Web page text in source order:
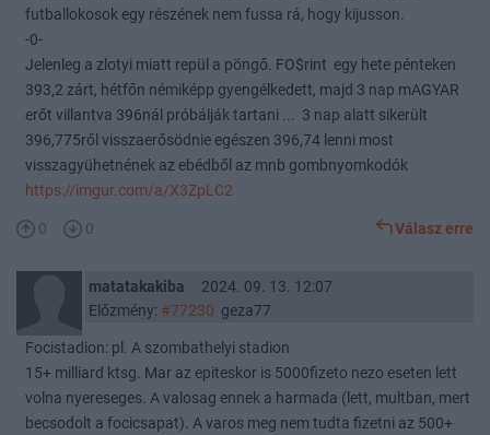
futballokosok egy részének nem fussa rá, hogy kijusson.
-0-
Jelenleg a zlotyi miatt repül a pöngő. FO$rint egy hete pénteken
393,2 zárt, hétfőn némiképp gyengélkedett, majd 3 nap mAGYAR
erőt villantva 396nál próbálják tartani ... 3 nap alatt sikerült
396,775ről visszaerősödnie egészen 396,74 lenni most
visszagyühetnének az ebédből az mnb gombnyomkodók
https://imgur.com/a/X3ZpLC2
0 0 Válasz erre
matatakakiba
2024. 09. 13. 12:07
Előzmény: #77230 geza77
Focistadion: pl. A szombathelyi stadion
15+ milliard ktsg. Mar az epiteskor is 5000fizeto nezo eseten lett
volna nyereseges. A valosag ennek a harmada (lett, multban, mert
becsodolt a focicsapat). A varos meg nem tudta fizetni az 500+